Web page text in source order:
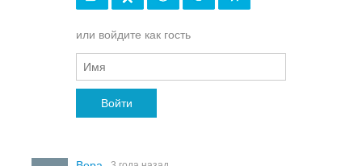
или войдите как гость
Войти